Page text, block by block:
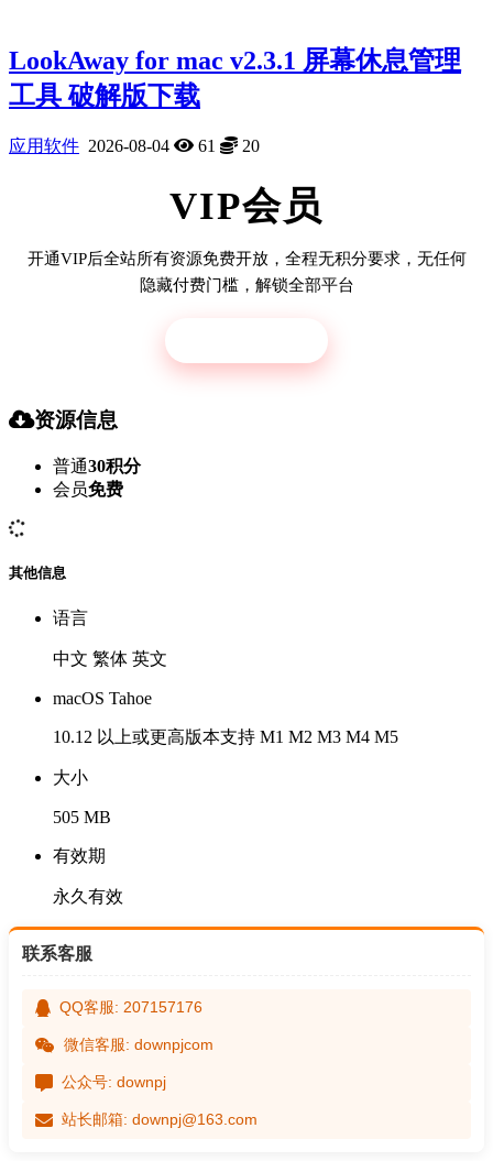
LookAway for mac v2.3.1 屏幕休息管理
工具 破解版下载
应用软件 2026-08-04 61 20
VIP会员
开通VIP后全站所有资源免费开放，全程无积分要求，无任何
隐藏付费门槛，解锁全部平台
资源信息
普通30积分
会员免费
其他信息
语言
中文 繁体 英文
macOS Tahoe
10.12 以上或更高版本支持 M1 M2 M3 M4 M5
大小
505 MB
有效期
永久有效
联系客服
QQ客服: 207157176
微信客服: downpjcom
公众号: downpj
站长邮箱: downpj@163.com